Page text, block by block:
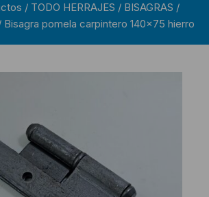
/ TODO HERRAJES / BISAGRAS /
Bisagra pomela carpintero 140×75 hierro